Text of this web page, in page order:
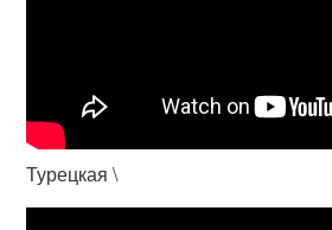
Турецкая \